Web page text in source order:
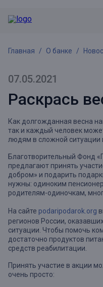
Главная О банке
07.05.2021
Раскрась
Как долгожданная весна
так и каждый человек
людям в сложной ситуации
Благотворительный Фонд
предлагают принять
добром» и подарить
нужны: одиноким
родителям-одиночкам,
На сайте podaripodarok.org
регионов России,
ситуации. Чтобы помочь
достаточно продуктов
средств реабилитации.
Принять участие в акции
очень просто: